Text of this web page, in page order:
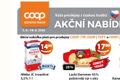
Přihlásit se